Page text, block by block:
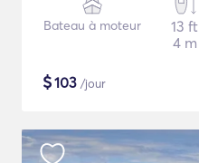
Bateau à moteur
13 ft
4 m
$103 /jour